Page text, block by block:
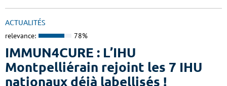
ACTUALITÉS
relevance: 78%
IMMUN4CURE : L’IHU
Montpelliérain rejoint les 7 IHU
nationaux déjà labellisés !